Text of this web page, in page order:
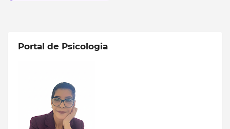
Portal de Psicologia